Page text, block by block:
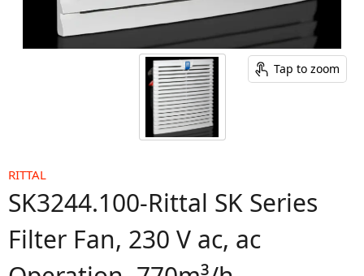
Tap to zoom
RITTAL
SK3244.100-Rittal SK Series
Filter Fan, 230 V ac, ac